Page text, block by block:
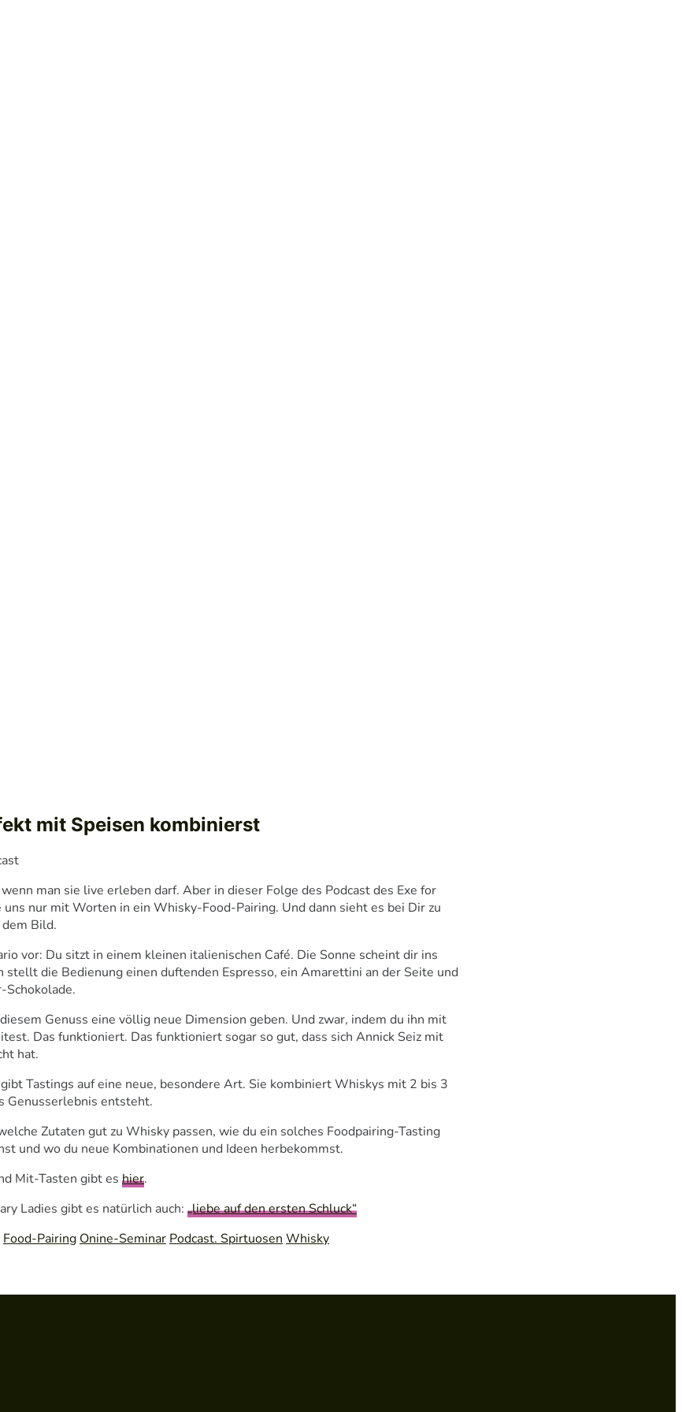
mit Speisen kombinierst
man sie live erleben darf. Aber in dieser Folge des Podcast des Exe for
nur mit Worten in ein Whisky-Food-Pairing. Und dann sieht es bei Dir zu
Bild.
vor: Du sitzt in einem kleinen italienischen Café. Die Sonne scheint dir ins
stellt die Bedienung einen duftenden Espresso, ein Amarettini an der Seite und
Schokolade.
Genuss eine völlig neue Dimension geben. Und zwar, indem du ihn mit
Das funktioniert. Das funktioniert sogar so gut, dass sich Annick Seiz mit
hat.
Tastings auf eine neue, besondere Art. Sie kombiniert Whiskys mit 2 bis 3
Genusserlebnis entsteht.
Zutaten gut zu Whisky passen, wie du ein solches Foodpairing-Tasting
und wo du neue Kombinationen und Ideen herbekommst.
Mit-Tasten gibt es hier.
Ladies gibt es natürlich auch: „liebe auf den ersten Schluck“
Food-Pairing Onine-Seminar Podcast. Spirtuosen Whisky